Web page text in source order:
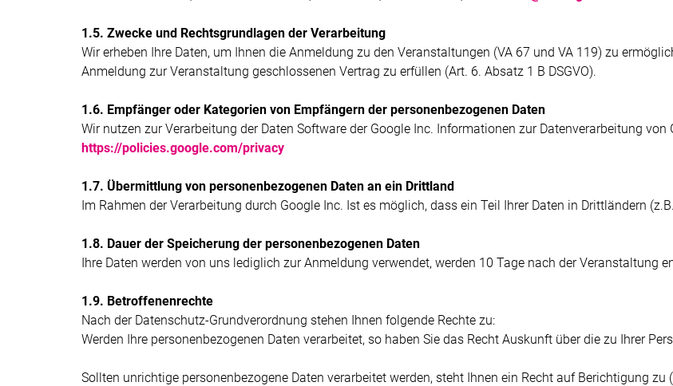
1.5. Zwecke und Rechtsgrundlagen der Verarbeitung
Wir erheben Ihre Daten, um Ihnen die Anmeldung zu den Veranstaltungen (VA 67 und VA 119) zu
Anmeldung zur Veranstaltung geschlossenen Vertrag zu erfüllen (Art. 6. Absatz 1 B DSGVO).
1.6. Empfänger oder Kategorien von Empfängern der personenbezogenen Daten
Wir nutzen zur Verarbeitung der Daten Software der Google Inc. Informationen zur Datenverarbeitung von
https://policies.google.com/privacy
1.7. Übermittlung von personenbezogenen Daten an ein Drittland
Im Rahmen der Verarbeitung durch Google Inc. Ist es möglich, dass ein Teil Ihrer Daten in Drittländern
1.8. Dauer der Speicherung der personenbezogenen Daten
Ihre Daten werden von uns lediglich zur Anmeldung verwendet, werden 10 Tage nach der Veranstaltung
1.9. Betroffenenrechte
Nach der Datenschutz-Grundverordnung stehen Ihnen folgende Rechte zu:
Werden Ihre personenbezogenen Daten verarbeitet, so haben Sie das Recht Auskunft über die zu Ihrer
Sollten unrichtige personenbezogene Daten verarbeitet werden, steht Ihnen ein Recht auf Berichtigung zu